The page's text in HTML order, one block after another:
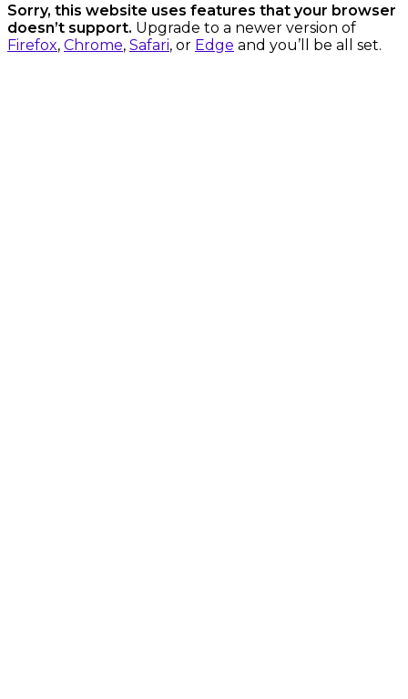
Sorry, this website uses features that your browser
doesn’t support. Upgrade to a newer version of
Firefox, Chrome, Safari, or Edge and you’ll be all set.